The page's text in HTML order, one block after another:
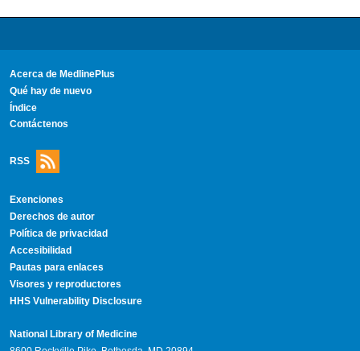
Acerca de MedlinePlus
Qué hay de nuevo
Índice
Contáctenos
RSS
Exenciones
Derechos de autor
Política de privacidad
Accesibilidad
Pautas para enlaces
Visores y reproductores
HHS Vulnerability Disclosure
National Library of Medicine